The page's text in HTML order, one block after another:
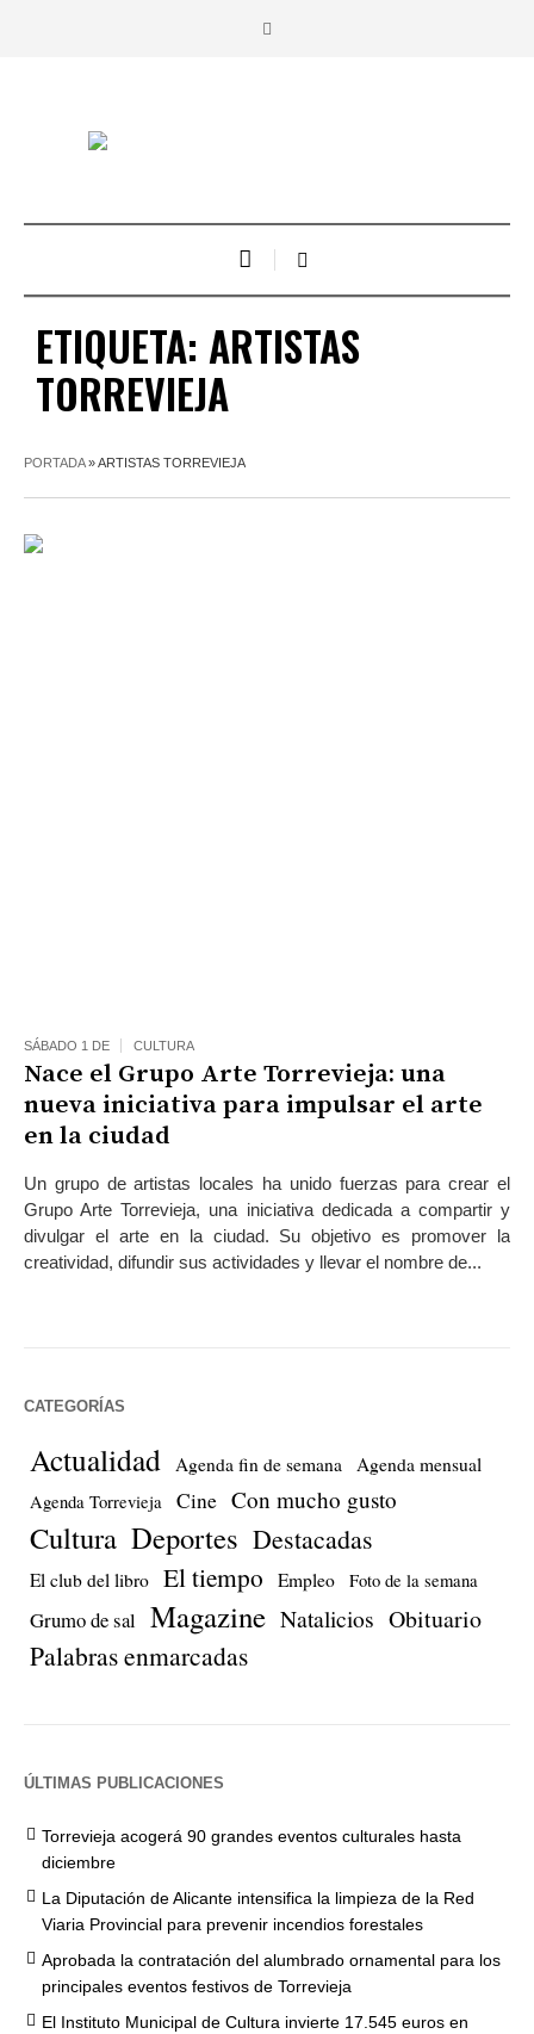
ETIQUETA: ARTISTAS
TORREVIEJA
PORTADA»ARTISTAS TORREVIEJA
SÁBADO 1 DE CULTURA
Nace el Grupo Arte Torrevieja: una
nueva iniciativa para impulsar el arte
en la ciudad
Un grupo de artistas locales ha unido fuerzas para crear el
Grupo Arte Torrevieja, una iniciativa dedicada a compartir y
divulgar el arte en la ciudad. Su objetivo es promover la
creatividad, difundir sus actividades y llevar el nombre de...
CATEGORÍAS
Actualidad Agenda fin de semana Agenda mensual
Agenda Torrevieja Cine Con mucho gusto
Cultura Deportes Destacadas
El club del libro El tiempo Empleo Foto de la semana
Grumo de sal Magazine Natalicios Obituario
Palabras enmarcadas
ÚLTIMAS PUBLICACIONES
Torrevieja acogerá 90 grandes eventos culturales hasta
diciembre
La Diputación de Alicante intensifica la limpieza de la Red
Viaria Provincial para prevenir incendios forestales
Aprobada la contratación del alumbrado ornamental para los
principales eventos festivos de Torrevieja
El Instituto Municipal de Cultura invierte 17.545 euros en